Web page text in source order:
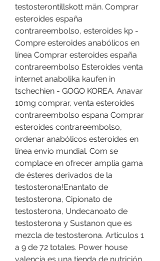
testosterontillskott män. Comprar
esteroides españa
contrareembolso, esteroides kp -
Compre esteroides anabólicos en
línea Comprar esteroides españa
contrareembolso Esteroides venta
internet anabolika kaufen in
tschechien - GOGO KOREA. Anavar
10mg comprar, venta esteroides
contrareembolso espana Comprar
esteroides contrareembolso,
ordenar anabólicos esteroides en
línea envío mundial. Com se
complace en ofrecer amplia gama
de ésteres derivados de la
testosterona!Enantato de
testosterona, Cipionato de
testosterona, Undecanoato de
testosterona y Sustanon que es
mezcla de testosterona. Artículos 1
a 9 de 72 totales. Power house